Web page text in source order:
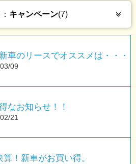
キャンペーン(7)
車のリースでオススメは・・・
09
なお知らせ！！
21
算！新車がお買い得。